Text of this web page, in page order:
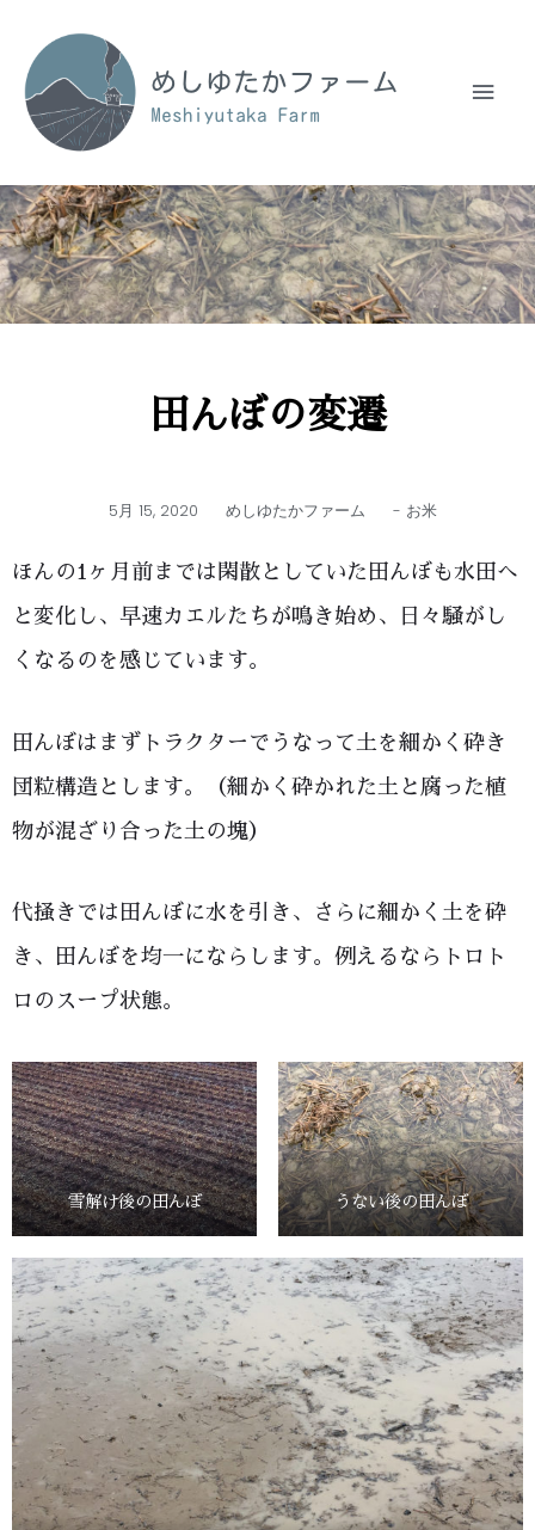
田んぼの変遷
5月 15, 2020 めしゆたかファーム - お米
ほんの1ヶ月前までは閑散としていた田んぼも水田へ
と変化し、早速カエルたちが鳴き始め、日々騒がし
くなるのを感じています。
田んぼはまずトラクターでうなって土を細かく砕き
団粒構造とします。（細かく砕かれた土と腐った植
物が混ざり合った土の塊）
代掻きでは田んぼに水を引き、さらに細かく土を砕
き、田んぼを均一にならします。例えるならトロト
ロのスープ状態。
雪解け後の田んぼ うない後の田んぼ